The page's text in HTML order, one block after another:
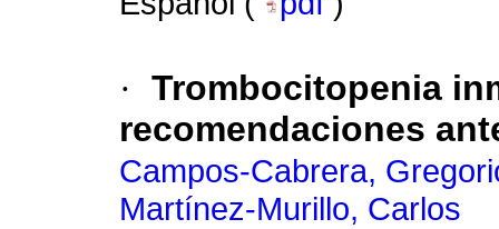
· Trombocitopenia
recomendaciones
Campos-Cabrera,
Martínez-Murillo, Carlos